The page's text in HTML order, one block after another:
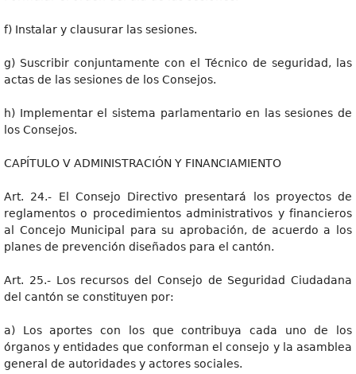
f) Instalar y clausurar las sesiones.
g) Suscribir conjuntamente con el Técnico de seguridad, las
actas de las sesiones de los Consejos.
h) Implementar el sistema parlamentario en las sesiones de
los Consejos.
CAPÍTULO V ADMINISTRACIÓN Y FINANCIAMIENTO
Art. 24.- El Consejo Directivo presentará los proyectos de
reglamentos o procedimientos administrativos y financieros
al Concejo Municipal para su aprobación, de acuerdo a los
planes de prevención diseñados para el cantón.
Art. 25.- Los recursos del Consejo de Seguridad Ciudadana
del cantón se constituyen por:
a) Los aportes con los que contribuya cada uno de los
órganos y entidades que conforman el consejo y la asamblea
general de autoridades y actores sociales.